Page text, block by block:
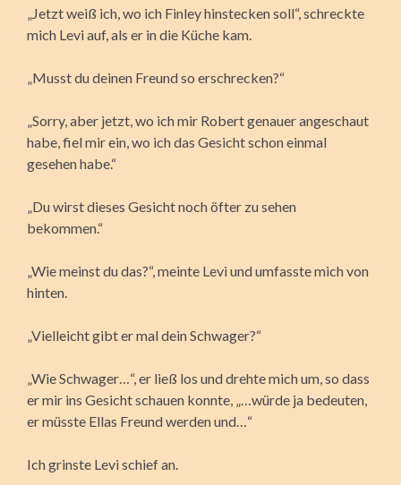
„Jetzt weiß ich, wo ich Finley hinstecken soll“, schreckte
mich Levi auf, als er in die Küche kam.
„Musst du deinen Freund so erschrecken?“
„Sorry, aber jetzt, wo ich mir Robert genauer angeschaut
habe, fiel mir ein, wo ich das Gesicht schon einmal
gesehen habe.“
„Du wirst dieses Gesicht noch öfter zu sehen
bekommen.“
„Wie meinst du das?“, meinte Levi und umfasste mich von
hinten.
„Vielleicht gibt er mal dein Schwager?“
„Wie Schwager…“, er ließ los und drehte mich um, so dass
er mir ins Gesicht schauen konnte, „…würde ja bedeuten,
er müsste Ellas Freund werden und…“
Ich grinste Levi schief an.